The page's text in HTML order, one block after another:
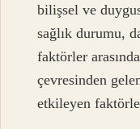
bilişsel ve
sağlık durumu,
faktörler
çevresinden
etkileyen